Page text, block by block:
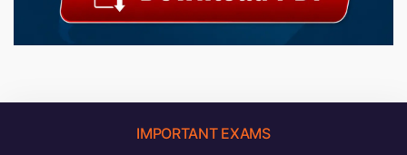
IMPORTANT EXAMS